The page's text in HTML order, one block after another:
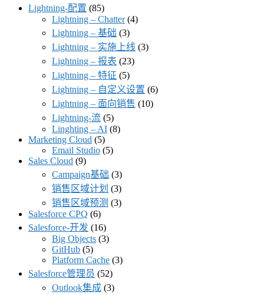
Lightning-配置 (85)
Lightning – Chatter(4)
Lightning – 基础 (3)
Lightning – 实施上线 (3)
Lightning – 报表 (23)
Lightning – 特征 (5)
Lightning – 自定义设置 (6)
Lightning – 面向销售 (10)
Lightning-流 (5)
Linghting – AI (8)
Marketing Cloud (5)
Email Studio (5)
Sales Cloud (9)
Campaign基础 (3)
销售区域计划 (3)
销售区域预测 (3)
Salesforce CPQ (6)
Salesforce-开发 (16)
Big Objects (3)
GitHub (5)
Platform Cache (3)
Salesforce管理员 (52)
Outlook集成 (3)